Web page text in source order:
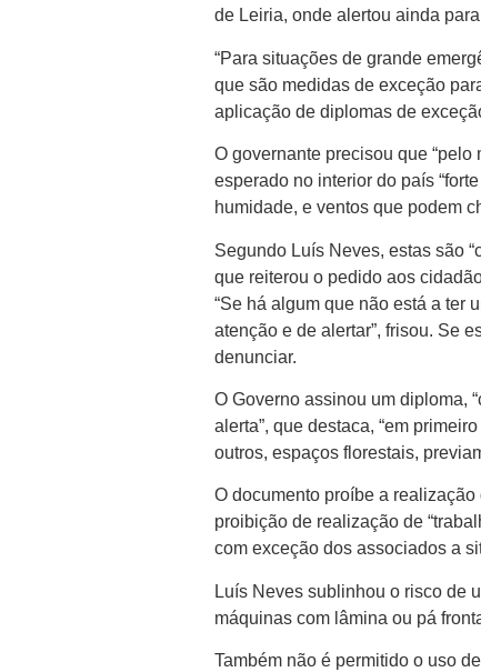
de Leiria, onde alertou ainda
“Para situações de grande
que são medidas de exceção
aplicação de diplomas de
O governante precisou que
esperado no interior do país
humidade, e ventos que podem
Segundo Luís Neves, estas são
que reiterou o pedido aos
“Se há algum que não está a ter
atenção e de alertar”, frisou. Se
denunciar.
O Governo assinou um diploma,
alerta”, que destaca, “em
outros, espaços florestais,
O documento proíbe a
proibição de realização de
com exceção dos associados a
Luís Neves sublinhou o risco de
máquinas com lâmina ou pá
Também não é permitido o uso